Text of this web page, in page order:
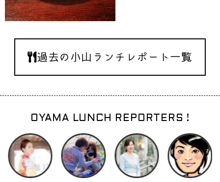
過去の小山ランチレポート一覧
OYAMA LUNCH REPORTERS !